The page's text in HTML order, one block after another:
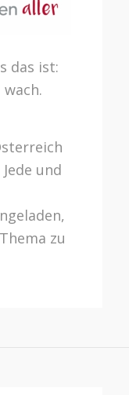
das ist:
Jede und
zu